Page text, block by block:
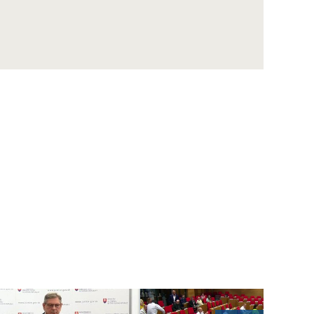
detí ako dospelých poistencov